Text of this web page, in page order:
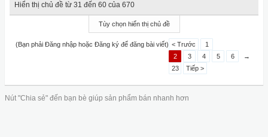
Hiển thị chủ đề từ 31 đến 60 của 670
Tùy chọn hiển thị chủ đề
(Bạn phải Đăng nhập hoặc Đăng ký để đăng bài viết) < Trước
1
2
3 4 5 6
→
23
Tiếp >
Nút "Chia sẻ" đến bạn bè giúp sản phẩm bán nhanh hơn